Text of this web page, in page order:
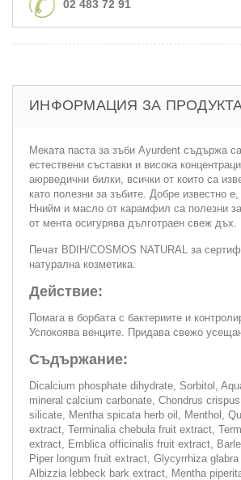
02 483 72 91
ИНФОРМАЦИЯ ЗА
Меката паста за зъби Ayurdent съдържа
естествени съставки и висока
аюрведични билки, всички от които са
като полезни за зъбите. Добре известно
Ннийм и масло от карамфил са полезни
от мента осигурява дълготраен свеж дъх.
Печат BDIH/COSMOS NATURAL за
натурална козметика.
Действие:
Помага в борбата с бактериите и
Успокоява венците. Придава свежо
Съдържание:
Dicalcium phosphate dihydrate, Sorbitol,
mineral calcium carbonate, Chondrus
silicate, Mentha spicata herb oil, Menthol,
extract, Terminalia chebula fruit extract,
extract, Emblica officinalis fruit extract,
Piper longum fruit extract, Glycyrrhiza glabra
Albizzia lebbeck bark extract, Mentha